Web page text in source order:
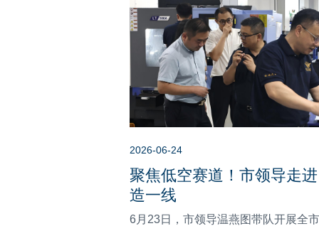
2026-06-24
聚焦低空赛道！市领导走
造一线
6月23日，市领导温燕图带队开展全